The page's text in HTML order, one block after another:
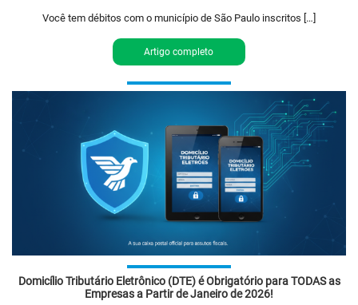
Você tem débitos com o município de São Paulo inscritos […]
Artigo completo
Domicílio Tributário Eletrônico (DTE) é Obrigatório para TODAS as
Empresas a Partir de Janeiro de 2026!